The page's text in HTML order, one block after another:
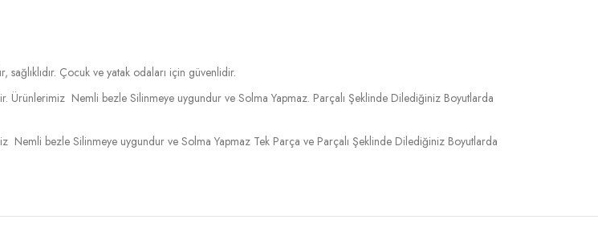
Çocuk ve yatak odaları için güvenlidir.
Ürünlerimiz Nemli bezle Silinmeye uygundur ve Solma Yapmaz. Parçalı Şeklinde Dilediğiniz Boyutlarda
Nemli bezle Silinmeye uygundur ve Solma Yapmaz Tek Parça ve Parçalı Şeklinde Dilediğiniz Boyutlarda